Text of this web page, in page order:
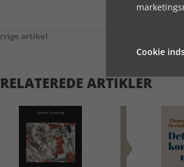
artikel
ARTIKLER
Cookie